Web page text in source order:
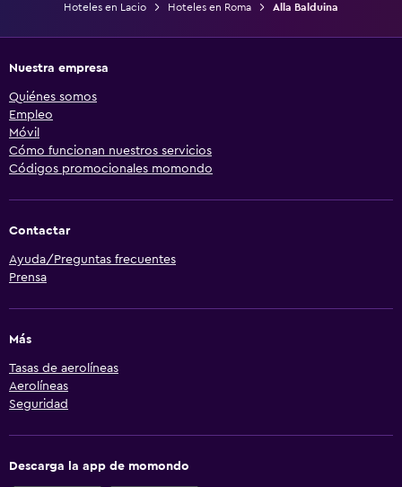
Hoteles en Lacio
Hoteles en Roma Alla Balduina
Nuestra empresa
Quiénes somos
Empleo
Móvil
Cómo funcionan nuestros servicios
Códigos promocionales momondo
Contactar
Ayuda/Preguntas frecuentes
Prensa
Más
Tasas de aerolíneas
Aerolíneas
Seguridad
Descarga la app de momondo